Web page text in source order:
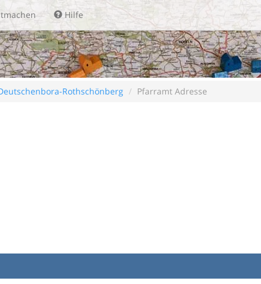
Hilfe
Rothschönberg Pfarramt Adresse